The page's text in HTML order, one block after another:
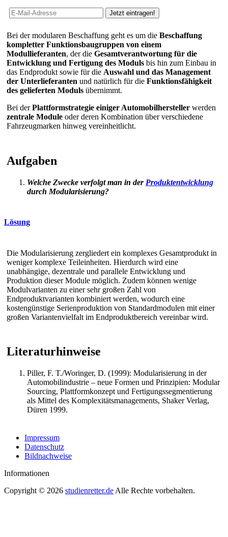
Bei der modularen Beschaffung geht es um die Beschaffung
kompletter Funktionsbaugruppen von einem
Modullieferanten, der die Gesamtverantwortung für die
Entwicklung und Fertigung des Moduls bis hin zum Einbau in
das Endprodukt sowie für die Auswahl und das Management
der Unterlieferanten und natürlich für die Funktionsfähigkeit
des gelieferten Moduls übernimmt.
Bei derPlattformstrategie einiger Automobilhersteller werden
zentrale Module oder deren Kombination über verschiedene
Fahrzeugmarken hinweg vereinheitlicht.
Aufgaben
Welche Zwecke verfolgt man in der Produktentwicklung
durch Modularisierung?
Lösung
Die Modularisierung zergliedert ein komplexes Gesamtprodukt in
weniger komplexe Teileinheiten. Hierdurch wird eine
unabhängige, dezentrale und parallele Entwicklung und
Produktion dieser Module möglich. Zudem können wenige
Modulvarianten zu einer sehr großen Zahl von
Endproduktvarianten kombiniert werden, wodurch eine
kostengünstige Serienproduktion von Standardmodulen mit einer
großen Variantenvielfalt im Endproduktbereich vereinbar wird.
Literaturhinweise
Piller, F. T./Woringer, D. (1999): Modularisierung in der
Automobilindustrie – neue Formen und Prinzipien: Modular
Sourcing, Plattformkonzept und Fertigungssegmentierung
als Mittel des Komplexitätsmanagements, Shaker Verlag,
Düren 1999.
Impressum
Datenschutz
Bildnachweise
Informationen
Copyright © 2026 studienretter.de Alle Rechte vorbehalten.